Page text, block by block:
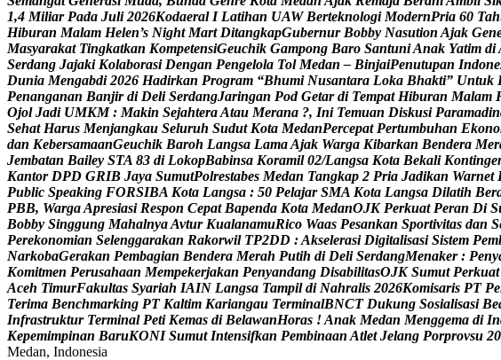
1,4 Miliar Pada Juli 2026Kodaeral I Latihan UAW Berteknologi ModernPria 60 Tah
Hiburan Malam Helen’s Night Mart DitangkapGubernur Bobby Nasution Ajak Gen
Masyarakat Tingkatkan KompetensiGeuchik Gampong Baro SantuniAnak Yatim di
Serdang Jajaki Kolaborasi Dengan Pengelola Tol Medan – BinjaiPenutupan Indone
Dunia Mengabdi 2026 Hadirkan Program “Bhumi Nusantara Loka Bhakti” Untuk
Penanganan Banjir di Deli SerdangJaringan Pod Getar di Tempat Hiburan Malam
Ojol Jadi UMKM : Makin SejahteraAtau Merana ?, Ini Temuan Diskusi Paramadin
Sehat Harus Menjangkau Seluruh Sudut Kota MedanPercepat Pertumbuhan Ekono
dan KebersamaanGeuchik Baroh Langsa LamaAjak Warga Kibarkan Bendera Mer
Jembatan Bailey STA 83 di LokopBabinsa Koramil 02/Langsa Kota Bekali Kontinge
Kantor DPD GRIB Jaya SumutPolrestabes Medan Tangkap 2 Pria Jadikan Warnet
Public Speaking FORSIBA Kota Langsa : 50 Pelajar SMA Kota Langsa Dilatih Ber
PBB, WargaApresiasi Respon Cepat Bapenda Kota MedanOJK Perkuat Peran Di S
Bobby Singgung MahalnyaAvtur KualanamuRico Waas Pesankan Sportivitas dan S
Perekonomian Selenggarakan Rakorwil TP2DD :Akselerasi Digitalisasi Sistem Pem
NarkobaGerakan Pembagian Bendera Merah Putih di Deli SerdangMenaker : Peny
Komitmen Perusahaan Mempekerjakan Penyandang DisabilitasOJK Sumut Perkuat
Aceh TimurFakultas Syariah IAIN Langsa Tampil di Nahralis 2026Komisaris PT Pe
Terima Benchmarking PT Kaltim Kariangau TerminalBNCT Dukung Sosialisasi Be
Infrastruktur Terminal Peti Kemas di BelawanHoras !Anak Medan Menggema di In
Kepemimpinan BaruKONI Sumut Intensifkan Pembinaan Atlet Jelang Porprovsu 20
Medan, Indonesia